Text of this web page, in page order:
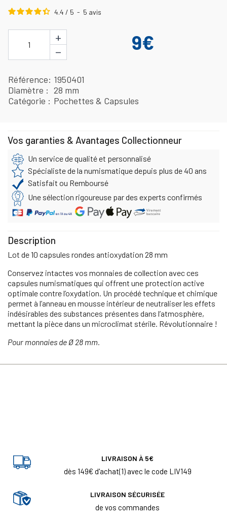
4.4 / 5 - 5 avis
1
+
−
9€
Référence 1950401
Diamètre
28 mm
Catégorie
Pochettes & Capsules
Vos garanties & Avantages Collectionneur
Un service de qualité et personnalisé
Spécialiste de la numismatique depuis plus de 40 ans
Satisfait ou Remboursé
Une sélection rigoureuse par des experts confirmés
Description
Lot de 10 capsules rondes antioxydation 28 mm
Conservez intactes vos monnaies de collection avec ces
capsules numismatiques qui offrent une protection active
optimale contre l’oxydation. Un procédé technique et chimique
permet à l’anneau en mousse intérieur de neutraliser les effets
indésirables des substances présentes dans l’atmosphère,
mettant la pièce dans un microclimat stérile. Révolutionnaire !
Pour monnaies de Ø 28 mm.
LIVRAISON À 5€
dès 149€ d'achat(1) avec le code LIV149
LIVRAISON SÉCURISÉE
de vos commandes